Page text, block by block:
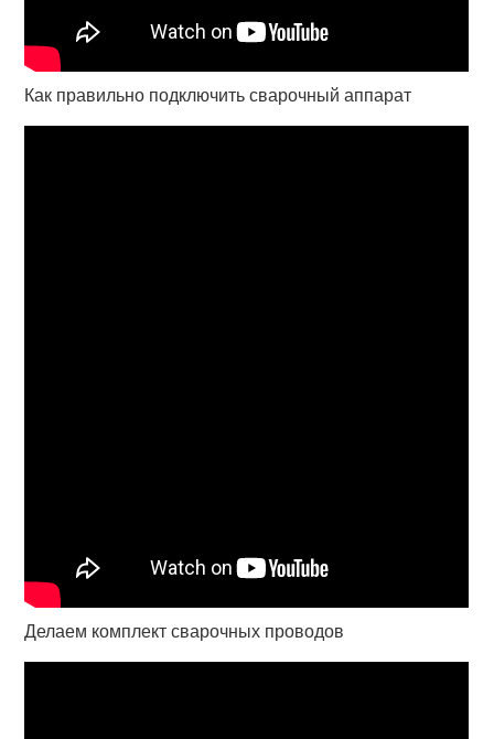
Как правильно подключить сварочный аппарат
Делаем комплект сварочных проводов